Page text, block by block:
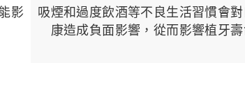
影
吸煙和過度飲酒等不良生活習慣會
康造成負面影響，從而影響植牙壽